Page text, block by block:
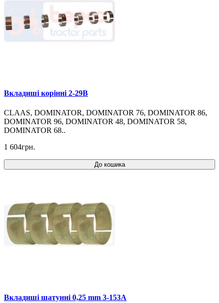
Вкладиші корінні 2-29B
CLAAS, DOMINATOR, DOMINATOR 76, DOMINATOR 86,
DOMINATOR 96, DOMINATOR 48, DOMINATOR 58,
DOMINATOR 68..
1 604грн.
До кошика
Вкладиші шатунні 0,25 mm 3-153A